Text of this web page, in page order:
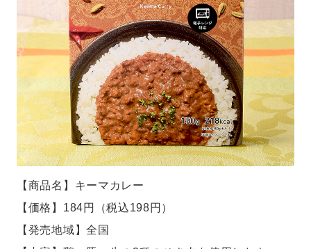
【商品名】キーマカレー
【価格】184円（税込198円）
【発売地域】全国